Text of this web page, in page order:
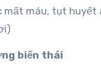
mất máu, tụt huyết
biến thái